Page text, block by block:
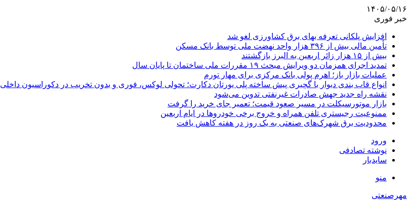
۱۴۰۵/۰۵/۱۶
خبر فوری
افزایش پلکانی تعرفه بهای برق کشاورزی لغو شد
تأمین مالی بیش از ۳۹۶ هزار واحد نهضت ملی توسط بانک مسکن
بیش از ۱۵ هزار زائر اربعین به البرز بازگشتند
تمدید اجرای همزمان دو ویرایش مبحث ۱۹ مقررات ملی ساختمان تا پایان سال
عملیات بازار باز؛ اهرم پولی بانک مرکزی برای مهار تورم
انواع قاب بندی دیوار با گچبری پیش ساخته پلی یورتان دکارت؛ تحولی لوکس، فوری و بدون تخریب در دکوراسیون داخلی
نقشه راه جدید جهش صادرات غیرنفتی تدوین می‌شود
بازار موتورسیکلت در مسیر صعود قیمت؛ تعمیر جای خرید را گرفت
ممنوعیت رجیستری تلفن همراه و خروج برخی خودروها در ایام اربعین
محدودیت برق شهرک‌های صنعتی به یک روز در هفته کاهش یافت
ورود
نوشته تصادفی
سایدبار
منو
مهرصنعتی